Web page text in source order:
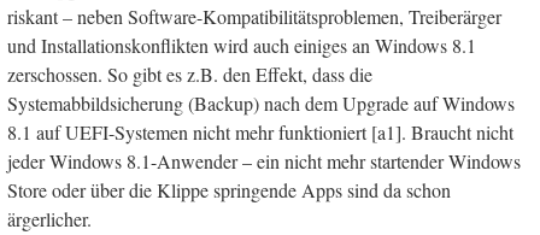
riskant – neben Software-Kompatibilitätsproblemen, Treiberärger
und Installationskonflikten wird auch einiges an Windows 8.1
zerschossen. So gibt es z.B. den Effekt, dass die
Systemabbildsicherung (Backup) nach dem Upgrade auf Windows
8.1 auf UEFI-Systemen nicht mehr funktioniert [a1]. Braucht nicht
jeder Windows 8.1-Anwender – ein nicht mehr startender Windows
Store oder über die Klippe springende Apps sind da schon
ärgerlicher.